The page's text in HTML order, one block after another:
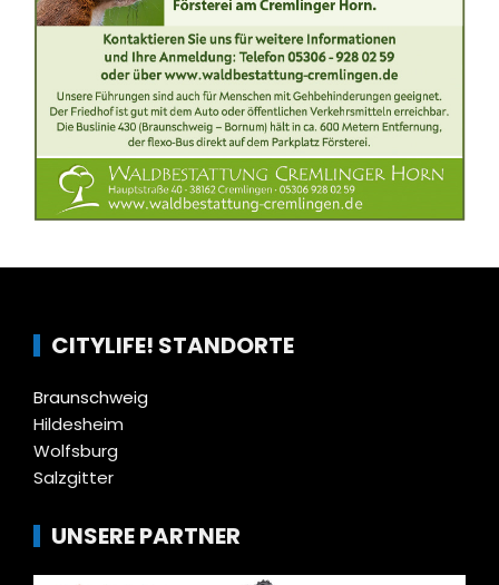
CITYLIFE! STANDORTE
Braunschweig
Hildesheim
Wolfsburg
Salzgitter
UNSERE PARTNER